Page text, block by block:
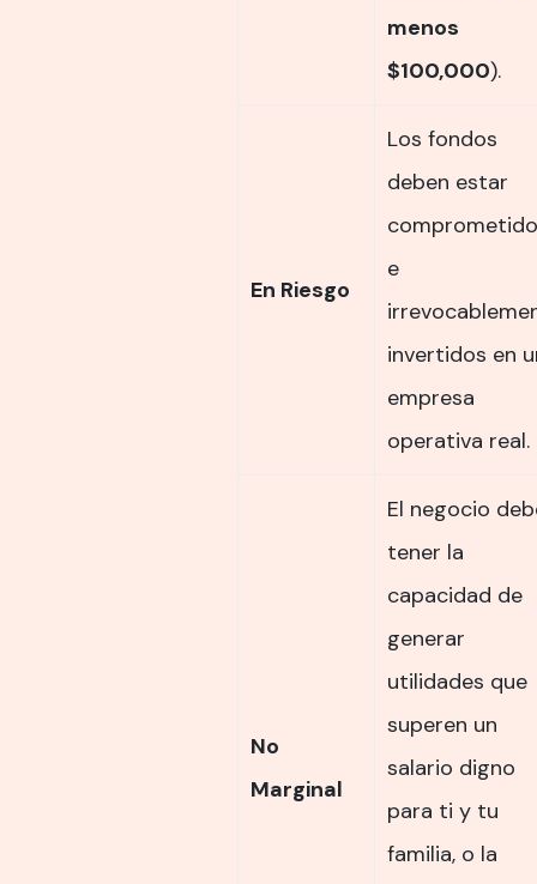
menos
$100,000).
En Riesgo
Los fondos
deben estar
e
invertidos en
empresa
operativa real.
No
Marginal
El negocio
tener la
capacidad de
generar
utilidades que
superen un
salario digno
para ti y tu
familia, o la